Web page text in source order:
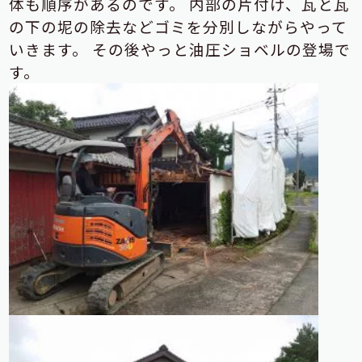
の下の坭の除去などゴミを分別しながらやって
いきます。
その後やっと油圧ショベルの登場で
す。